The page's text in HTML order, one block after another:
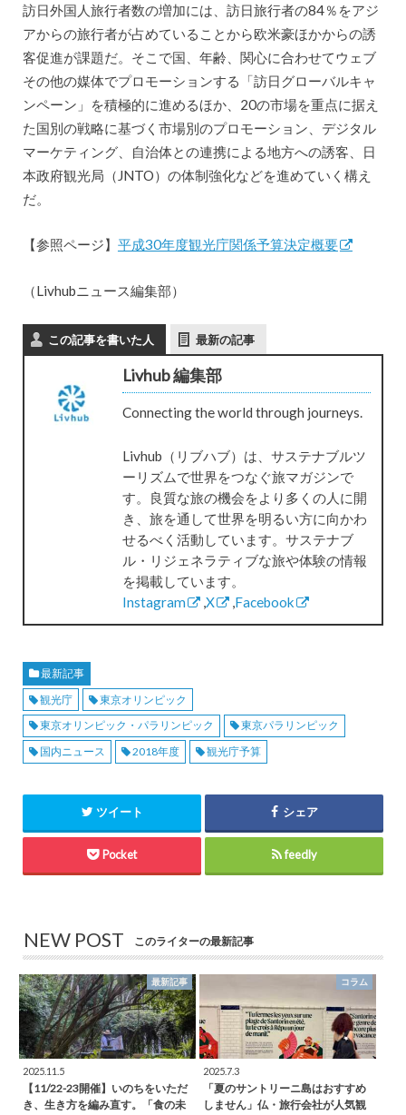
訪日外国人旅行者数の増加には、訪日旅行者の84％をアジ
アからの旅行者が占めていることから欧米豪ほかからの誘
客促進が課題だ。そこで国、年齢、関心に合わせてウェブ
その他の媒体でプロモーションする「訪日グローバルキャ
ンペーン」を積極的に進めるほか、20の市場を重点に据え
た国別の戦略に基づく市場別のプロモーション、デジタル
マーケティング、自治体との連携による地方への誘客、日
本政府観光局（JNTO）の体制強化などを進めていく構え
だ。
【参照ページ】 平成30年度観光庁関係予算決定概要
（Livhubニュース編集部）
この記事を書いた人 最新の記事
Livhub 編集部
Connecting the world through journeys.
Livhub（リブハブ）は、サステナブルツ
ーリズムで世界をつなぐ旅マガジンで
す。良質な旅の機会をより多くの人に開
き、旅を通して世界を明るい方に向かわ
せるべく活動しています。サステナブ
ル・リジェネラティブな旅や体験の情報
を掲載しています。
Instagram
,X ,Facebook
最新記事
観光庁
東京オリンピック
東京オリンピック・パラリンピック
東京パラリンピック
国内ニュース
2018年度 観光庁予算
ツイート シェア
Pocket feedly
NEW POST このライターの最新記事
最新記事
2025.11.5
【11/22-23開催】いのちをいただ
き、生き方を編み直す。「食の未
コラム
2025.7.3
「夏のサントリーニ島はおすすめ
しません」仏・旅行会社が人気観